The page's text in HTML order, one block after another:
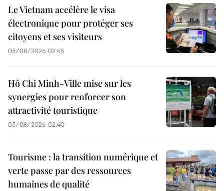
Le Vietnam accélère le visa
électronique pour protéger ses
citoyens et ses visiteurs
05/08/2026 02:45
Hô Chi Minh-Ville mise sur les
synergies pour renforcer son
attractivité touristique
05/08/2026 02:40
Tourisme : la transition numérique et
verte passe par des ressources
humaines de qualité